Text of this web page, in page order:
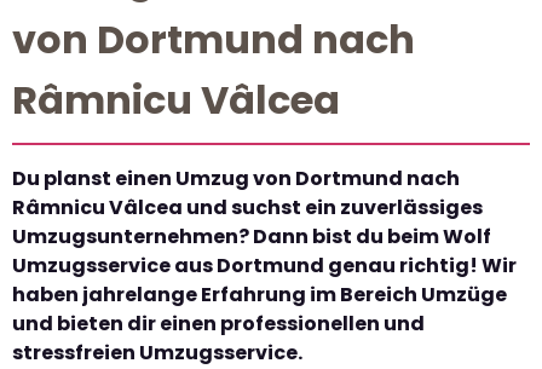
von Dortmund nach
Râmnicu Vâlcea
Du planst einen Umzug von Dortmund nach
Râmnicu Vâlcea und suchst ein zuverlässiges
Umzugsunternehmen? Dann bist du beim Wolf
Umzugsservice aus Dortmund genau richtig! Wir
haben jahrelange Erfahrung im Bereich Umzüge
und bieten dir einen professionellen und
stressfreien Umzugsservice.